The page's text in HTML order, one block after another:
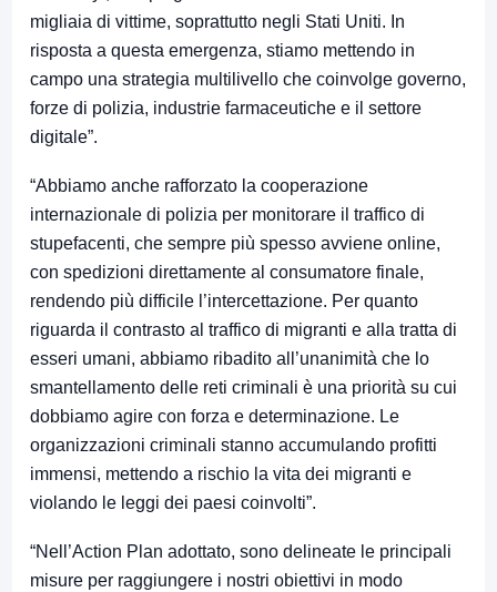
migliaia di vittime, soprattutto negli Stati Uniti. In
risposta a questa emergenza, stiamo mettendo in
campo una strategia multilivello che coinvolge governo,
forze di polizia, industrie farmaceutiche e il settore
digitale”.
“Abbiamo anche rafforzato la cooperazione
internazionale di polizia per monitorare il traffico di
stupefacenti, che sempre più spesso avviene online,
con spedizioni direttamente al consumatore finale,
rendendo più difficile l’intercettazione. Per quanto
riguarda il contrasto al traffico di migranti e alla tratta di
esseri umani, abbiamo ribadito all’unanimità che lo
smantellamento delle reti criminali è una priorità su cui
dobbiamo agire con forza e determinazione. Le
organizzazioni criminali stanno accumulando profitti
immensi, mettendo a rischio la vita dei migranti e
violando le leggi dei paesi coinvolti”.
“Nell’Action Plan adottato, sono delineate le principali
misure per raggiungere i nostri obiettivi in modo